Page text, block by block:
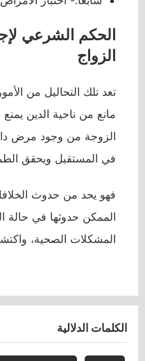
الحكم الشرعي
الزواج
تعد تلك التحاليل من
مانع من ناحية الدين
الزوجة من وجود مرض
في المستقبل ويحقق
فهو يحد من حدوث
الممكن حدوثها في حالة
المشكلات الصحية،
الكلمات الدلالية